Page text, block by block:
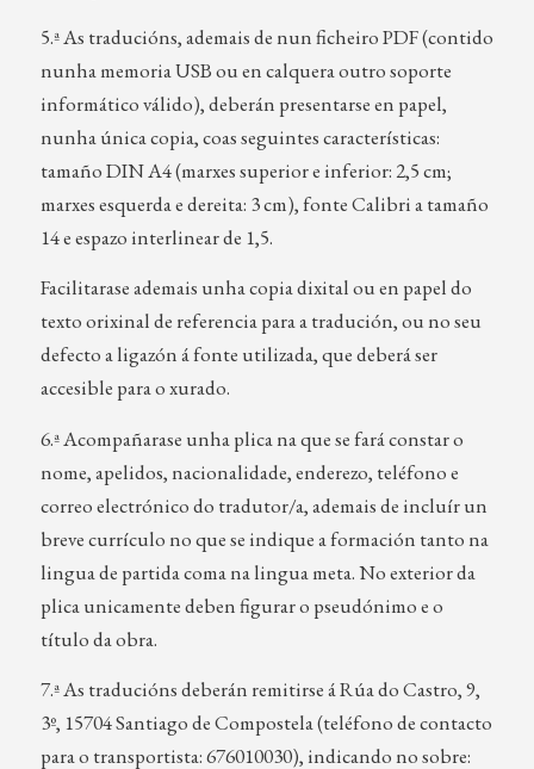
5.ª As traducións, ademais de nun ficheiro PDF (contido
nunha memoria USB ou en calquera outro soporte
informático válido), deberán presentarse en papel,
nunha única copia, coas seguintes características:
tamaño DIN A4 (marxes superior e inferior: 2,5 cm;
marxes esquerda e dereita: 3 cm), fonte Calibri a tamaño
14 e espazo interlinear de 1,5.
Facilitarase ademais unha copia dixital ou en papel do
texto orixinal de referencia para a tradución, ou no seu
defecto a ligazón á fonte utilizada, que deberá ser
accesible para o xurado.
6.ª Acompañarase unha plica na que se fará constar o
nome, apelidos, nacionalidade, enderezo, teléfono e
correo electrónico do tradutor/a, ademais de incluír un
breve currículo no que se indique a formación tanto na
lingua de partida coma na lingua meta. No exterior da
plica unicamente deben figurar o pseudónimo e o
título da obra.
7.ª As traducións deberán remitirse á Rúa do Castro, 9,
3º, 15704 Santiago de Compostela (teléfono de contacto
para o transportista: 676010030), indicando no sobre: